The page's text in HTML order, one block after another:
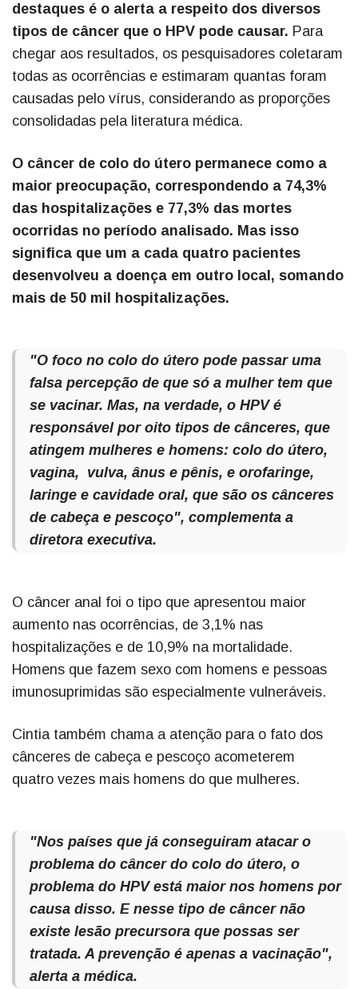
destaques é o alerta a respeito dos diversos
tipos de câncer que o HPV pode causar. Para
chegar aos resultados, os pesquisadores coletaram
todas as ocorrências e estimaram quantas foram
causadas pelo vírus, considerando as proporções
consolidadas pela literatura médica.
O câncer de colo do útero permanece como a
maior preocupação, correspondendo a 74,3%
das hospitalizações e 77,3% das mortes
ocorridas no período analisado. Mas isso
significa que um a cada quatro pacientes
desenvolveu a doença em outro local, somando
mais de 50 mil hospitalizações.
"O foco no colo do útero pode passar uma
falsa percepção de que só a mulher tem que
se vacinar. Mas, na verdade, o HPV é
responsável por oito tipos de cânceres, que
atingem mulheres e homens: colo do útero,
vagina, vulva, ânus e pênis, e orofaringe,
laringe e cavidade oral, que são os cânceres
de cabeça e pescoço", complementa a
diretora executiva.
O câncer anal foi o tipo que apresentou maior
aumento nas ocorrências, de 3,1% nas
hospitalizações e de 10,9% na mortalidade.
Homens que fazem sexo com homens e pessoas
imunosuprimidas são especialmente vulneráveis.
Cintia também chama a atenção para o fato dos
cânceres de cabeça e pescoço acometerem
quatro vezes mais homens do que mulheres.
"Nos países que já conseguiram atacar o
problema do câncer do colo do útero, o
problema do HPV está maior nos homens por
causa disso. E nesse tipo de câncer não
existe lesão precursora que possas ser
tratada. A prevenção é apenas a vacinação",
alerta a médica.